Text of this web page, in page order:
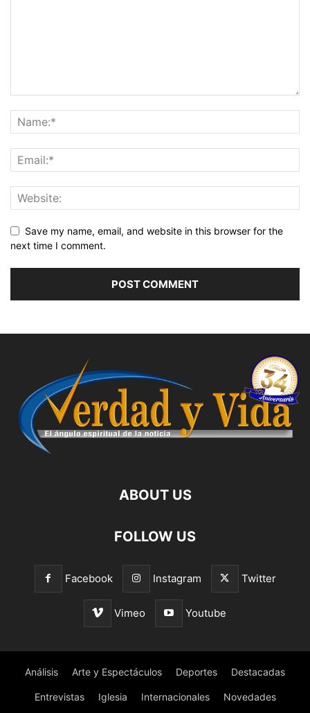
Save my name, email, and website in this browser for the
next time I comment.
ABOUT US
FOLLOW US
Facebook Instagram Twitter
Vimeo Youtube
Análisis Arte y Espectáculos Deportes Destacadas
Entrevistas Iglesia Internacionales Novedades